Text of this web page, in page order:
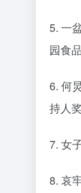
5. 一
园食
6. 何
持人
7. 女
8. 哀